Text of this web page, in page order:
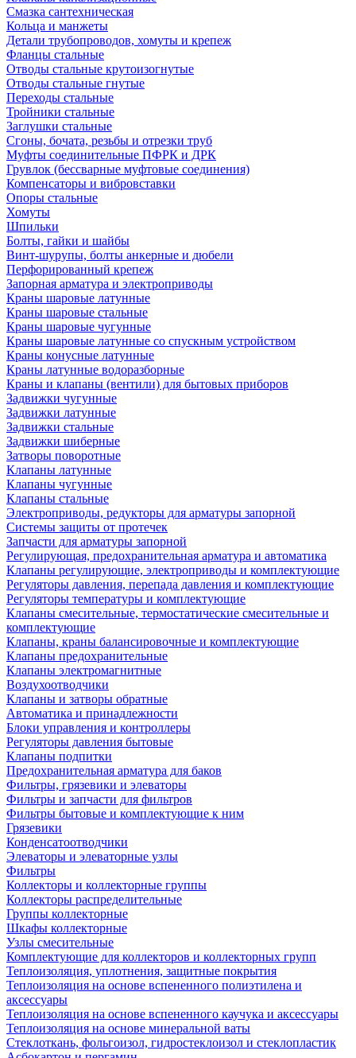
Смазка сантехническая
Кольца и манжеты
Детали трубопроводов, хомуты и крепеж
Фланцы стальные
Отводы стальные крутоизогнутые
Отводы стальные гнутые
Переходы стальные
Тройники стальные
Заглушки стальные
Сгоны, бочата, резьбы и отрезки труб
Муфты соединительные ПФРК и ДРК
Грувлок (бессварные муфтовые соединения)
Компенсаторы и вибровставки
Опоры стальные
Хомуты
Шпильки
Болты, гайки и шайбы
Винт-шурупы, болты анкерные и дюбели
Перфорированный крепеж
Запорная арматура и электроприводы
Краны шаровые латунные
Краны шаровые стальные
Краны шаровые чугунные
Краны шаровые латунные со спускным устройством
Краны конусные латунные
Краны латунные водоразборные
Краны и клапаны (вентили) для бытовых приборов
Задвижки чугунные
Задвижки латунные
Задвижки стальные
Задвижки шиберные
Затворы поворотные
Клапаны латунные
Клапаны чугунные
Клапаны стальные
Электроприводы, редукторы для арматуры запорной
Системы защиты от протечек
Запчасти для арматуры запорной
Регулирующая, предохранительная арматура и автоматика
Клапаны регулирующие, электроприводы и комплектующие
Регуляторы давления, перепада давления и комплектующие
Регуляторы температуры и комплектующие
Клапаны смесительные, термостатические смесительные и
комплектующие
Клапаны, краны балансировочные и комплектующие
Клапаны предохранительные
Клапаны электромагнитные
Воздухоотводчики
Клапаны и затворы обратные
Автоматика и принадлежности
Блоки управления и контроллеры
Регуляторы давления бытовые
Клапаны подпитки
Предохранительная арматура для баков
Фильтры, грязевики и элеваторы
Фильтры и запчасти для фильтров
Фильтры бытовые и комплектующие к ним
Грязевики
Конденсатоотводчики
Элеваторы и элеваторные узлы
Фильтры
Коллекторы и коллекторные группы
Коллекторы распределительные
Группы коллекторные
Шкафы коллекторные
Узлы смесительные
Комплектующие для коллекторов и коллекторных групп
Теплоизоляция, уплотнения, защитные покрытия
Теплоизоляция на основе вспененного полиэтилена и
аксессуары
Теплоизоляция на основе вспененного каучука и аксессуары
Теплоизоляция на основе минеральной ваты
Стеклоткань, фольгоизол, гидростеклоизол и стеклопластик